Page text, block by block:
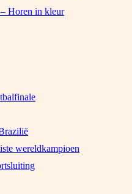
Horen in kleur
wereldkampioen